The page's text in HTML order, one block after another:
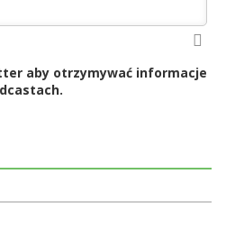
aby otrzymywać informacje